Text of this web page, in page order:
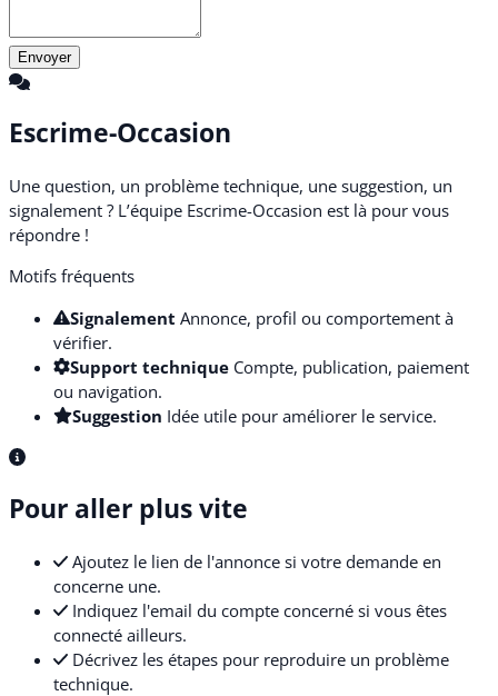
Envoyer
Escrime-Occasion
Une question, un problème technique, une suggestion, un
signalement ? L’équipe Escrime-Occasion est là pour vous
répondre !
Motifs fréquents
Signalement Annonce, profil ou comportement à
vérifier.
Support technique Compte, publication, paiement
ou navigation.
Suggestion Idée utile pour améliorer le service.
Pour aller plus vite
Ajoutez le lien de l'annonce si votre demande en
concerne une.
Indiquez l'email du compte concerné si vous êtes
connecté ailleurs.
Décrivez les étapes pour reproduire un problème
technique.